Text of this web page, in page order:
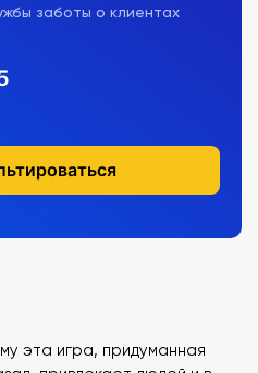
заботы о клиентах
эта игра, придуманная